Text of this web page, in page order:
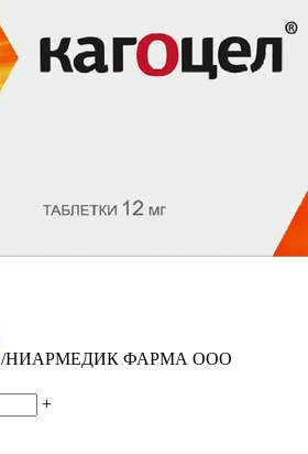
НИАРМЕДИК ФАРМА ООО
+